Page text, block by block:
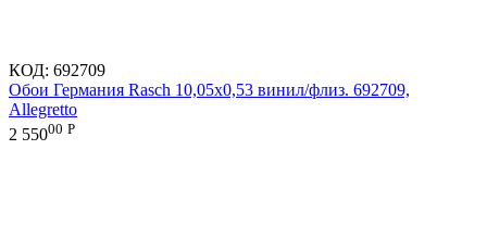
КОД: 692709
Обои Германия Rasch 10,05x0,53 винил/флиз. 692709,
Allegretto
2 55000 Р